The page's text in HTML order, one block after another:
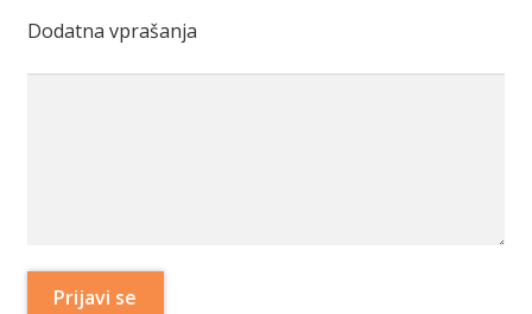
Dodatna vprašanja